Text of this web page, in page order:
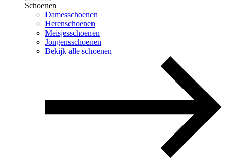
Schoenen
Damesschoenen
Herenschoenen
Meisjesschoenen
Jongensschoenen
Bekijk alle schoenen